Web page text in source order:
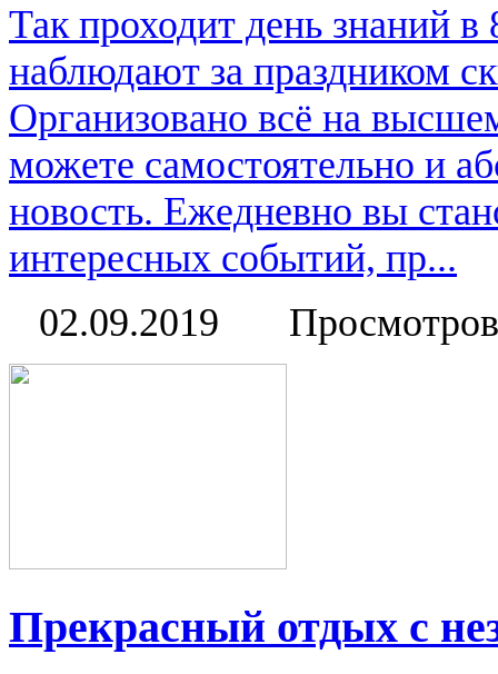
Так проходит день знаний
наблюдают за праздником
Организовано всё на
можете самостоятельно и
новость. Ежедневно вы
интересных событий, пр...
02.09.2019
Прекрасный отдых с